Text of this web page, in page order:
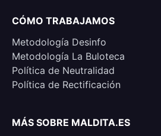
CÓMO TRABAJAMOS
Metodología Desinfo
Metodología La Buloteca
Política de Neutralidad
Política de Rectificación
MÁS SOBRE MALDITA.ES